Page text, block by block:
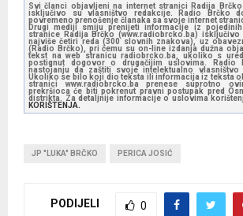
Svi članci objavljeni na internet stranici Radija Brčko
isključivo su vlasništvo redakcije. Radio Brčko
povremeno prenošenje članaka sa svoje internet
Drugi mediji smiju prenijeti informacije iz
stranice Radija Brčko (www.radiobrcko.ba)
najviše četiri reda (300 slovnih znakova), uz
(Radio Brčko), pri čemu su on-line izdanja dužna
tekst na web stranicu radiobrcko.ba, ukoliko s
postignut dogovor o drugačijim uslovima. Radio
nastojanju da zaštiti svoje intelektualno
Ukoliko se bilo koji dio teksta ili informacija iz teksta
stranici www.radiobrcko.ba prenese suprotno
prekršioca će biti pokrenut pravni postupak pred
distrikta. Za detaljnije informacije o uslovima
KORIŠTENJA.
JP "LUKA" BRČKO PERICA JOSIĆ
PODIJELI 0